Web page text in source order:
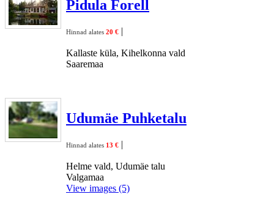
Pidula Forell
Hinnad alates 20 € |
Kallaste küla, Kihelkonna vald
Saaremaa
Udumäe Puhketalu
Hinnad alates 13 € |
Helme vald, Udumäe talu
Valgamaa
View images (5)